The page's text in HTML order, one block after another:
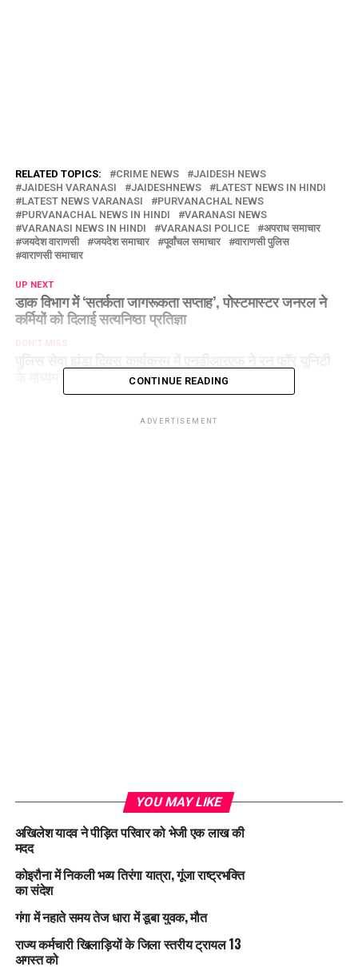
RELATED TOPICS: CRIME NEWS
JAIDESH NEWS
JAIDESH VARANASI
JAIDESHNEWS
LATEST NEWS IN HINDI
LATEST NEWS VARANASI
PURVANACHAL NEWS
PURVANACHAL NEWS IN HINDI
VARANASI NEWS
VARANASI NEWS IN HINDI
VARANASI POLICE
अपराध समाचार
जयदेश वाराणसी
जयदेश समाचार पूर्वांचल समाचार
वाराणसी पुलिस
वाराणसी समाचार
UP NEXT
डाक विभाग में ‘सतर्कता जागरूकता सप्ताह’, पोस्टमास्टर जनरल ने
कर्मियों को दिलाई सत्यनिष्ठा प्रतिज्ञा
DON'T MISS
के माध्यम दिया एकता और देशभक्ति का सन्देश
CONTINUE READING
ADVERTISEMENT
YOU MAY LIKE
अखिलेश यादव ने पीड़ित परिवार को भेजी एक लाख की
मदद
कोइरौना में निकली भव्य तिरंगा यात्रा, गूंजा राष्ट्रभक्ति
का संदेश
गंगा में नहाते समय तेज धारा में डूबा युवक, मौत
राज्य कर्मचारी खिलाड़ियों के जिला स्तरीय ट्रायल 13
अगस्त को